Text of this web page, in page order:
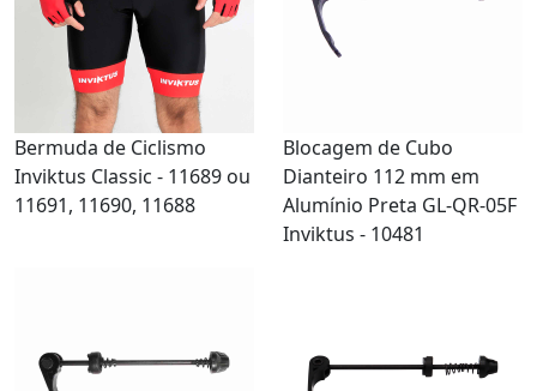
Bermuda de Ciclismo
Inviktus Classic - 11689 ou
11691, 11690, 11688
Blocagem de Cubo
Dianteiro 112 mm em
Alumínio Preta GL-QR-05F
Inviktus - 10481